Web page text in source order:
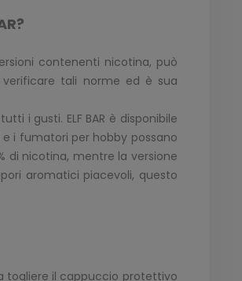
contenenti nicotina, può
tali norme ed è sua
i gusti. ELF BAR è disponibile
i fumatori per hobby possano
di nicotina, mentre la versione
aromatici piacevoli, questo
togliere il cappuccio protettivo